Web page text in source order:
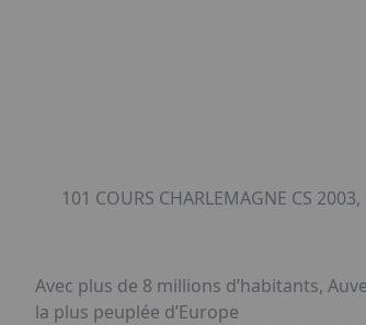
101 COURS CHARLEMAGNE CS
Avec plus de 8 millions d’habitants,
la plus peuplée d’Europe